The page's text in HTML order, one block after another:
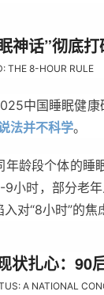
神话”彻底
THE 8-HOUR RULE
中国睡眠健康
法并不科学。
年龄段个体的睡
9小时，部分老
对“8小时”的焦
状扎心：90
A NATIONAL